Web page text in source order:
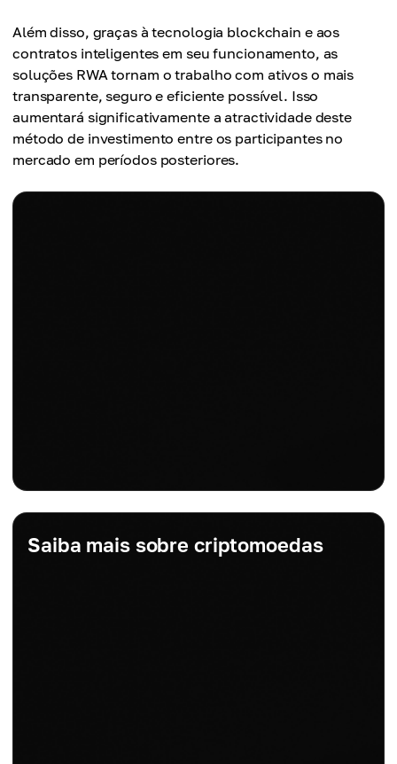
Além disso, graças à tecnologia blockchain e aos
contratos inteligentes em seu funcionamento, as
soluções RWA tornam o trabalho com ativos o mais
transparente, seguro e eficiente possível. Isso
aumentará significativamente a atractividade deste
método de investimento entre os participantes no
mercado em períodos posteriores.
Saiba mais sobre criptomoedas